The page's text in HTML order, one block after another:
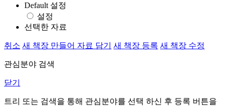
Default 설정
설정
선택한 자료
취소 새 책장 만들어 자료 담기 새 책장 등록 새 책장 수정
관심분야 검색
닫기
트리 또는 검색을 통해 관심분야를 선택 하신 후 등록 버튼을